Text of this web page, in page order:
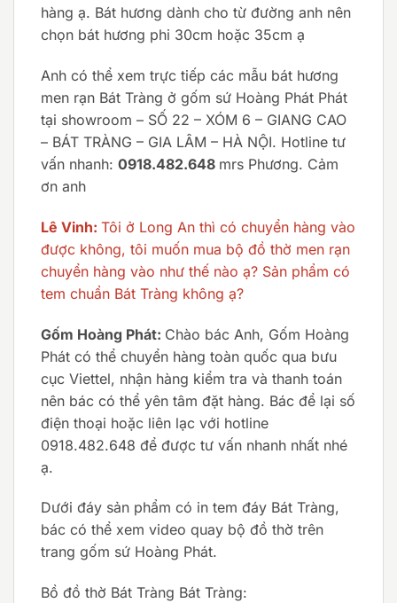
hàng ạ. Bát hương dành cho từ đường anh nên
chọn bát hương phi 30cm hoặc 35cm ạ
Anh có thể xem trực tiếp các mẫu bát hương
men rạn Bát Tràng ở gốm sứ Hoàng Phát Phát
tại showroom – SỐ 22 – XÓM 6 – GIANG CAO
– BÁT TRÀNG – GIA LÂM – HÀ NỘI. Hotline tư
vấn nhanh: 0918.482.648 mrs Phương. Cảm
ơn anh
Lê Vinh: Tôi ở Long An thì có chuyển hàng vào
được không, tôi muốn mua bộ đồ thờ men rạn
chuyển hàng vào như thế nào ạ? Sản phẩm có
tem chuẩn Bát Tràng không ạ?
Gốm Hoàng Phát: Chào bác Anh, Gốm Hoàng
Phát có thể chuyển hàng toàn quốc qua bưu
cục Viettel, nhận hàng kiểm tra và thanh toán
nên bác có thể yên tâm đặt hàng. Bác để lại số
điện thoại hoặc liên lạc với hotline
0918.482.648 để được tư vấn nhanh nhất nhé
ạ.
Dưới đáy sản phẩm có in tem đáy Bát Tràng,
bác có thể xem video quay bộ đồ thờ trên
trang gốm sứ Hoàng Phát.
Bồ đồ thờ Bát Tràng Bát Tràng: